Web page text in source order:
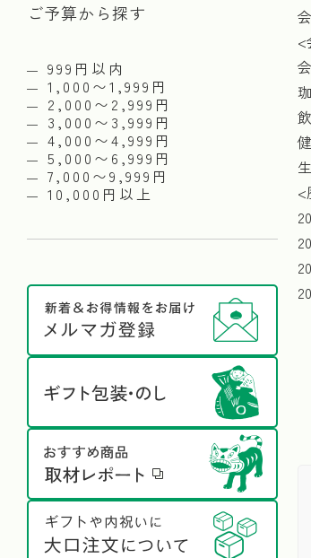
ご予算から探す
999円以内
1,000〜1,999円
2,000〜2,999円
3,000〜3,999円
4,000〜4,999円
5,000〜6,999円
7,000〜9,999円
10,000円以上
<
<